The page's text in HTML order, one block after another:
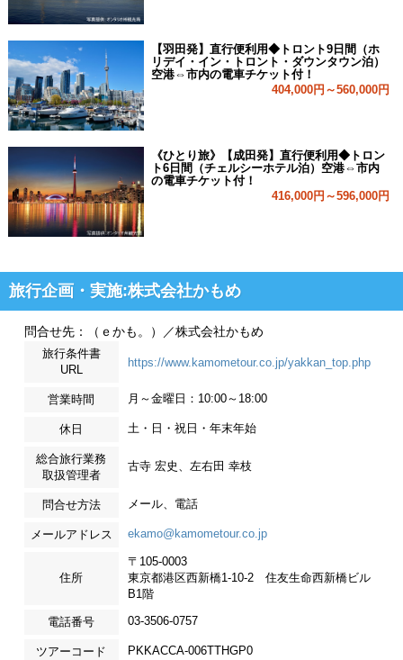
【羽田発】直行便利用◆トロント9日間（ホ
リデイ・イン・トロント・ダウンタウン泊）
空港⇔市内の電車チケット付！
404,000円～560,000円
《ひとり旅》【成田発】直行便利用◆トロン
ト6日間（チェルシーホテル泊）空港⇔市内
の電車チケット付！
416,000円～596,000円
旅行企画・実施:株式会社かもめ
問合せ先：（ｅかも。）／株式会社かもめ
旅行条件書
URL
https://www.kamometour.co.jp/yakkan_top.php
営業時間 月～金曜日：10:00～18:00
休日 土・日・祝日・年末年始
総合旅行業務
取扱管理者
古寺 宏史、左右田 幸枝
問合せ方法 メール、電話
メールアドレス ekamo@kamometour.co.jp
住所
〒105-0003
東京都港区西新橋1-10-2 住友生命西新橋ビル
B1階
電話番号 03-3506-0757
ツアーコード PKKACCA-006TTHGP0